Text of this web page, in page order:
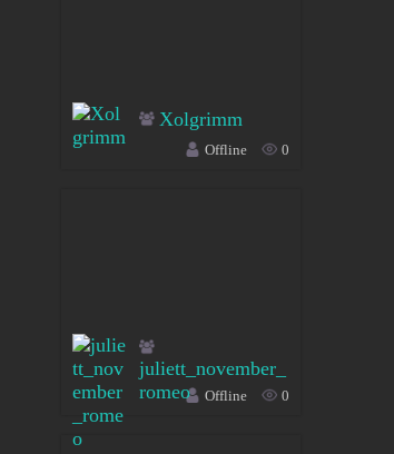
Xolgrimm
Offline 0
juliett_november_
romeo
Offline 0